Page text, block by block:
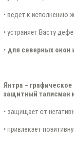
• ведет к исполнению
• устраняет Васту
• для северных окон
Янтра –
защитный талисман
• защищает от
• привлекает